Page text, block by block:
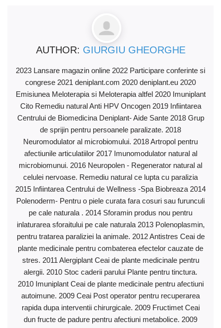
AUTHOR: GIURGIU GHEORGHE
2023 Lansare magazin online 2022 Participare conferinte si
congrese 2021 deniplant.com 2020 deniplant.eu 2020
Emisiunea Meloterapia si Meloterapia altfel 2020 Imuniplant
Cito Remediu natural Anti HPV Oncogen 2019 Infiintarea
Centrului de Biomedicina Deniplant- Aide Sante 2018 Grup
de sprijin pentru persoanele paralizate. 2018
Neuromodulator al microbiomului. 2018 Artropol pentru
afectiunile articulatiilor 2017 Imunomodulator natural al
microbiomunui. 2016 Neuropolen - Regenerator natural al
celulei nervoase. Remediu natural ce lupta cu paralizia
2015 Infiintarea Centrului de Wellness -Spa Biobreaza 2014
Polenoderm- Pentru o piele curata fara cosuri sau furunculi
pe cale naturala . 2014 Sforamin produs nou pentru
inlaturarea sforaitului pe cale naturala 2013 Polenoplasmin,
pentru tratarea paraliziei la animale. 2012 Antistres Ceai de
plante medicinale pentru combaterea efectelor cauzate de
stres. 2011 Alergiplant Ceai de plante medicinale pentru
alergii. 2010 Stoc caderii parului Plante pentru tinctura.
2010 Imuniplant Ceai de plante medicinale pentru afectiuni
autoimune. 2009 Ceai Post operator pentru recuperarea
rapida dupa interventii chirurgicale. 2009 Fructimet Ceai
dun fructe de padure pentru afectiuni metabolice. 2009